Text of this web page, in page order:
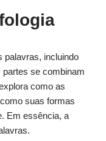
palavras, incluindo
se combinam
como as
suas formas
Em essência, a